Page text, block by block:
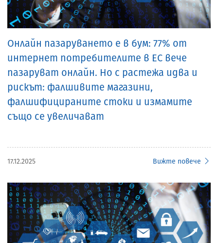
Онлайн пазаруването е в бум: 77% от
интернет потребителите в ЕС вече
пазаруват онлайн. Но с растежа идва и
рискът: фалшивите магазини,
фалшифицираните стоки и измамите
също се увеличават
17.12.2025 Вижте повече